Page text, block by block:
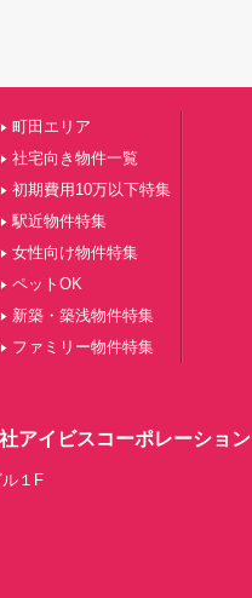
町田エリア
社宅向き物件一覧
初期費用10万以下特集
駅近物件特集
女性向け物件特集
ペットOK
新築・築浅物件特集
ファミリー物件特集
アイビスコーポレーション
１F